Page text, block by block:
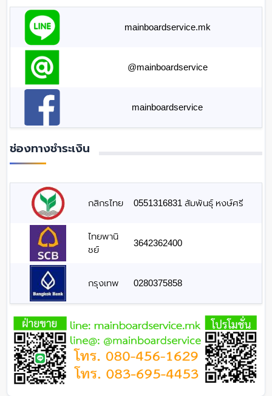
mainboardservice.mk
@mainboardservice
mainboardservice
ช่องทางชำระเงิน
กสิกรไทย 0551316831 สัมพันธุ์ หงษ์ศรี
ไทยพานิ
ชย์
3642362400
กรุงเทพ 0280375858